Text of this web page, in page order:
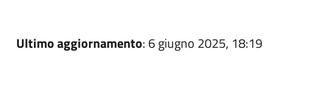
Ultimo aggiornamento: 6 giugno 2025, 18:19